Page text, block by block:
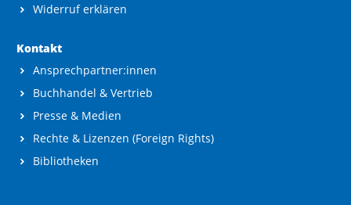
Widerruf erklären
Kontakt
Ansprechpartner:innen
Buchhandel & Vertrieb
Presse & Medien
Rechte & Lizenzen (Foreign Rights)
Bibliotheken